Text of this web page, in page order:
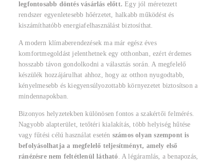
legfontosabb döntés vásárlás előtt.Egy jól méretezett
rendszer egyenletesebb hőérzetet, halkabb működést és
kiszámíthatóbb energiafelhasználást biztosíthat.
A modern klímaberendezések ma már egész éves
komfortmegoldást jelenthetnek egy otthonban, ezért érdemes
hosszabb távon gondolkodni a választás során. A megfelelő
készülék hozzájárulhat ahhoz, hogy az otthon nyugodtabb,
kényelmesebb és kiegyensúlyozottabb környezetet biztosítson a
mindennapokban.
Bizonyos helyzetekben különösen fontos a szakértői felmérés.
Nagyobb alapterület, tetőtéri kialakítás, több helyiség hűtése
vagy fűtési célú használat esetén számos olyan szempont is
befolyásolhatja a megfelelő teljesítményt, amely első
ránézésre nem feltétlenül látható. A légáramlás, a benapozás,